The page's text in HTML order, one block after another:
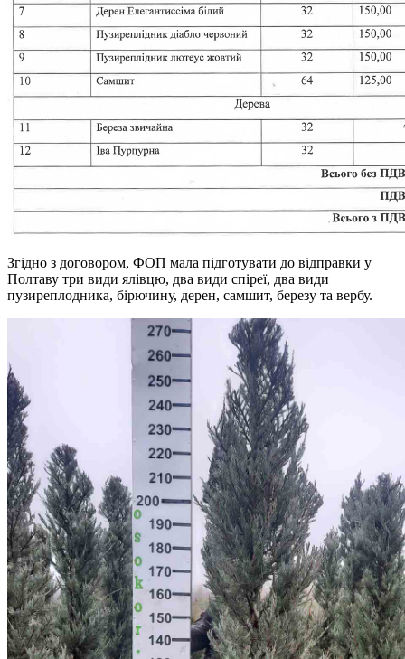
Згідно з договором, ФОП мала підготувати до відправки у
Полтаву три види ялівцю, два види спіреї, два види
пузиреплодника, бірючину, дерен, самшит, березу та вербу.